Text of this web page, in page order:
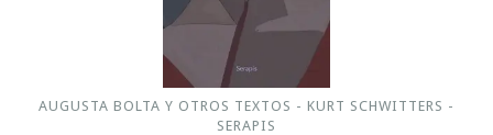
AUGUSTA BOLTA Y OTROS TEXTOS - KURT SCHWITTERS -
SERAPIS